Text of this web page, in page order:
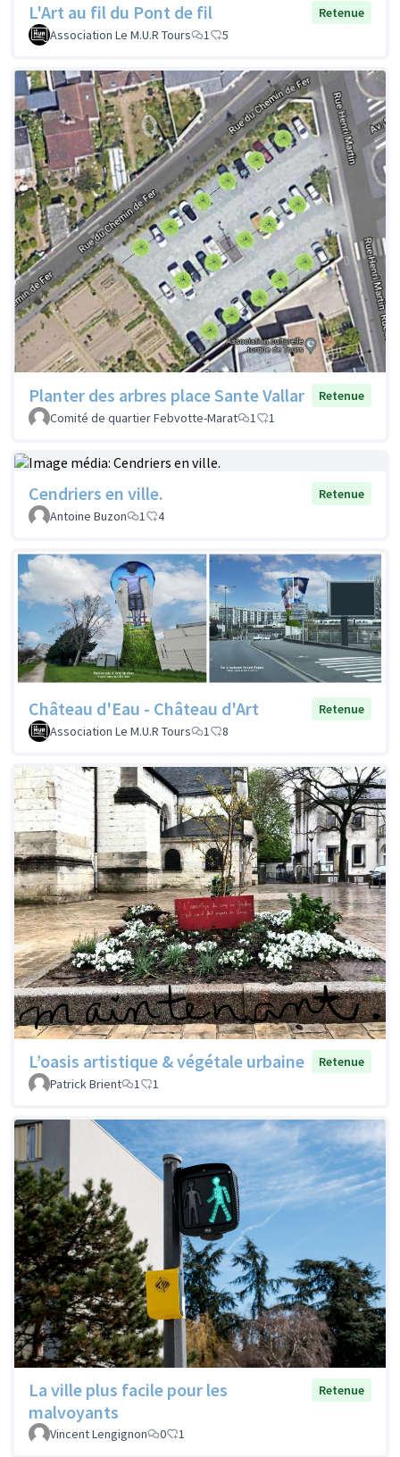
L'Art au fil du Pont de fil
Retenue
Association Le M.U.R Tours
1 5
Planter des arbres place Sante Vallar
Retenue
Comité de quartier Febvotte-Marat
1 1
Cendriers en ville.
Retenue
Antoine Buzon
1 4
Château d'Eau - Château d'Art
Retenue
Association Le M.U.R Tours
1 8
L’oasis artistique & végétale urbaine
Retenue
Patrick Brient
1 1
La ville plus facile pour les
malvoyants
Retenue
Vincent Lengignon 0 1